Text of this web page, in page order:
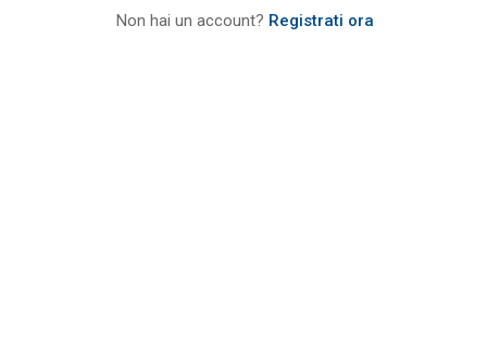
Non hai un account? Registrati ora